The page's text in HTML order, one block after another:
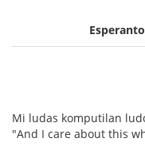
Esperanto
Mi ludas komputilan
"And I care about this